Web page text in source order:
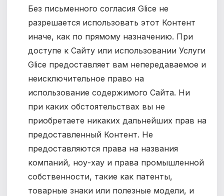
Без письменного согласия Glice не
разрешается использовать этот Контент
иначе, как по прямому назначению. При
доступе к Сайту или использовании Услуги
Glice предоставляет вам непередаваемое и
неисключительное право на
использование содержимого Сайта. Ни
при каких обстоятельствах вы не
приобретаете никаких дальнейших прав на
предоставленный Контент. Не
предоставляются права на названия
компаний, ноу-хау и права промышленной
собственности, такие как патенты,
товарные знаки или полезные модели, и